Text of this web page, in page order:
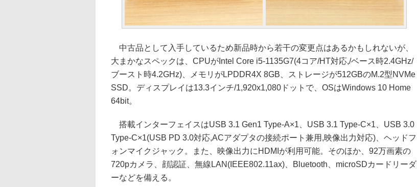
中古品として入手しているため新品時から若干の変更点はあるかもしれないが、
大まかなスペックは、CPUがIntel Core i5-1135G7(4コア/HT対応,/ベース時2.4GHz/
ブースト時4.2GHz)、メモリがLPDDR4X 8GB、ストレージが512GBのM.2型NVMe
SSD。ディスプレイは13.3インチ/1,920x1,080ドットで、OSはWindows 10 Home
64bit。
搭載インターフェイスはUSB 3.1 Gen1 Type-A×1、USB 3.1 Type-C×1、USB 3.0
Type-C×1(USB PD 3.0対応,ACアダプタの接続ポート兼用,映像出力対応)、ヘッドフ
ォンマイクジャック。また、映像出力にHDMIが利用可能。そのほか、92万画素の
720pカメラ、顔認証、無線LAN(IEEE802.11ax)、Bluetooth、microSDカードリーダ
ーなどを備える。